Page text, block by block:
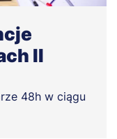
II
48h w ciągu